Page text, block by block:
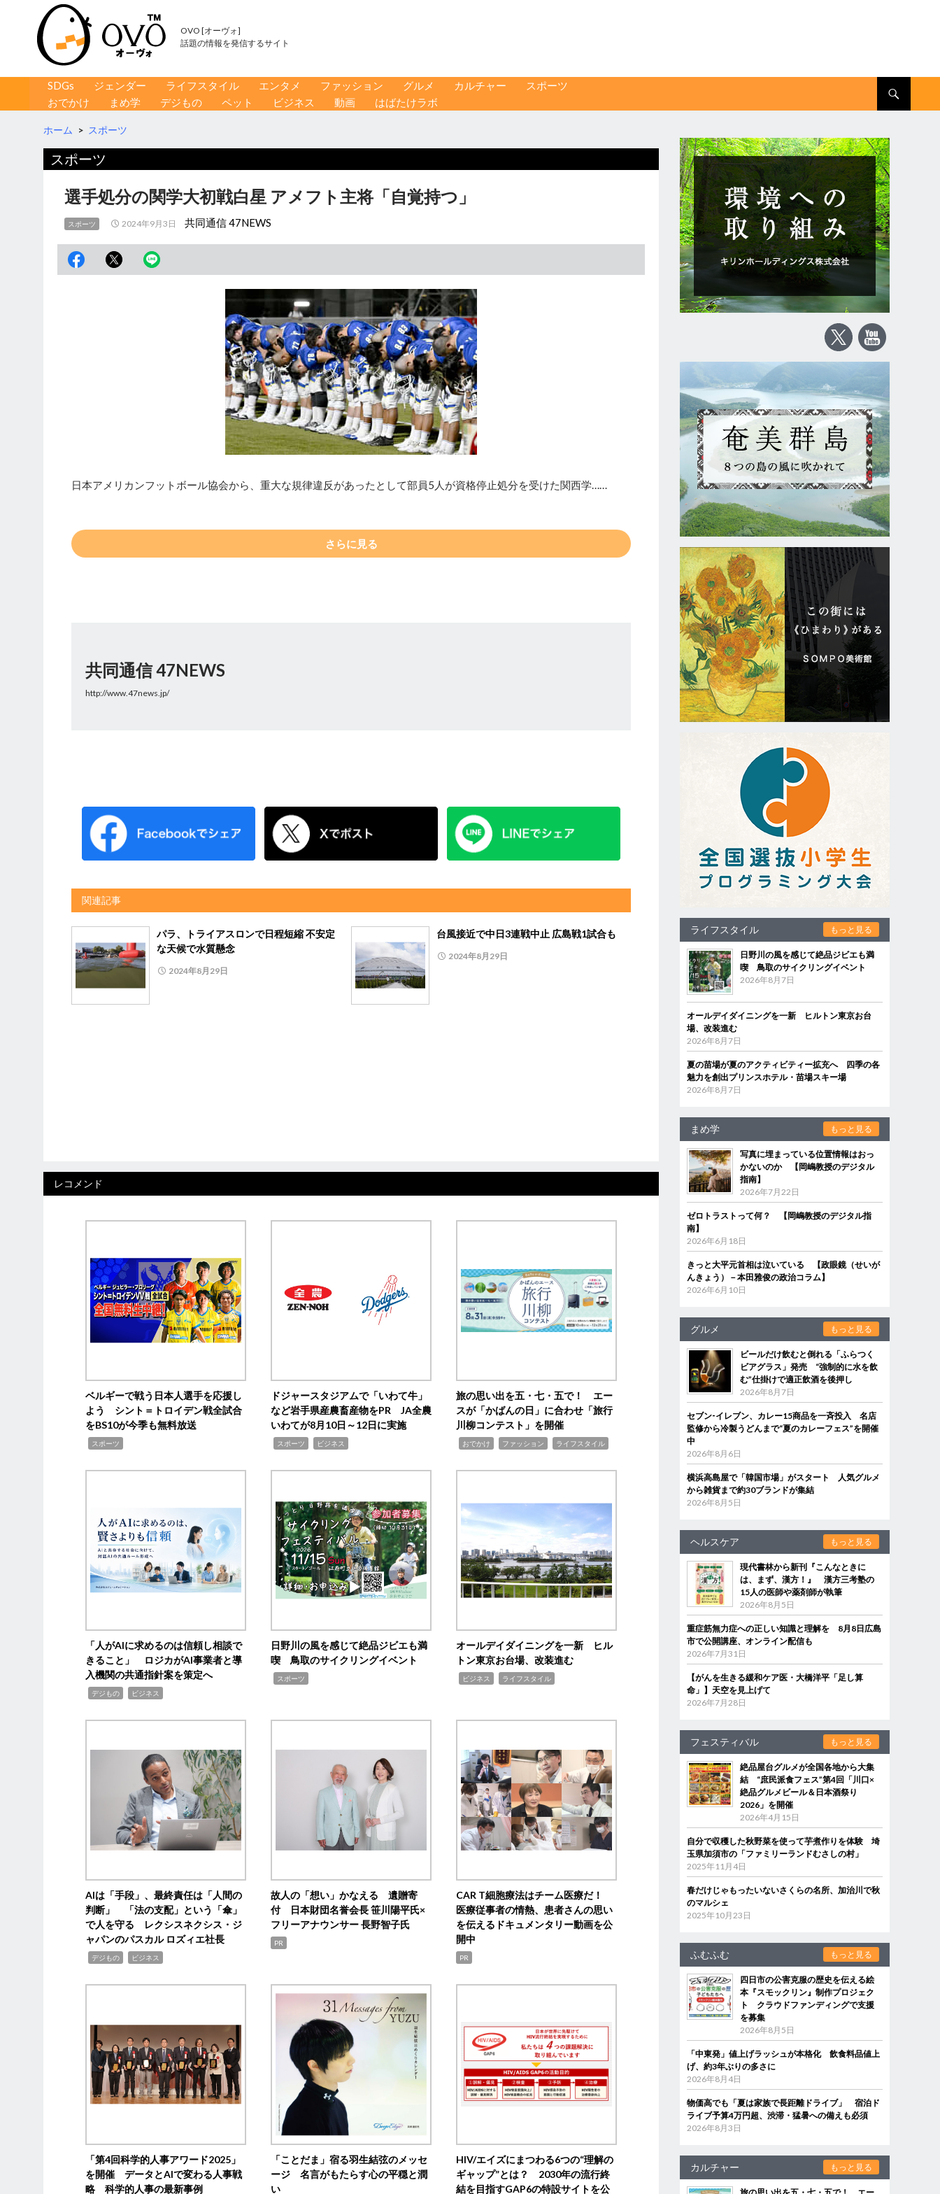
OVO [オーヴォ]
話題の情報を発信するサイト
コンテンツへ移動
SDGs ジェンダー ライフスタイル エンタメ ファッション グルメ カルチャー
スポーツ
おでかけ
まめ学 デジもの ペット ビジネス 動画 はばたけラボ
ホーム > スポーツ
スポーツ
選手処分の関学大初戦白星 アメフト主将「自覚持つ」
スポーツ 2024年9月3日 共同通信 47NEWS
日本アメリカンフットボール協会から、重大な規律違反があったとして部員5人が資格停止処分を受けた関西学……
さらに見る
共同通信 47NEWS
http://www.47news.jp/
関連記事
パラ、トライアスロンで日程短縮 不安定
な天候で水質懸念
2024年8月29日
台風接近で中日3連戦中止 広島戦1試合も
2024年8月29日
レコメンド
ベルギーで戦う日本人選手を応援し
よう シント＝トロイデン戦全試合
をBS10が今季も無料放送
スポーツ
ドジャースタジアムで「いわて牛」
など岩手県産農畜産物をPR JA全農
いわてが8月10日～12日に実施
スポーツ ビジネス
旅の思い出を五・七・五で！ エー
スが「かばんの日」に合わせ「旅行
川柳コンテスト」を開催
おでかけ ファッション ライフスタイル
「人がAIに求めるのは信頼し相談で
きること」 ロジカがAI事業者と導
入機関の共通指針案を策定へ
デジもの ビジネス
日野川の風を感じて絶品ジビエも満
喫 鳥取のサイクリングイベント
スポーツ
オールデイダイニングを一新 ヒル
トン東京お台場、改装進む
ビジネス ライフスタイル
AIは「手段」、最終責任は「人間の
判断」 「法の支配」という「傘」
で人を守る レクシスネクシス・ジ
ャパンのパスカル ロズィエ社長
デジもの ビジネス
故人の「想い」かなえる 遺贈寄
付 日本財団名誉会長 笹川陽平氏×
フリーアナウンサー 長野智子氏
PR
CAR T細胞療法はチーム医療だ！
医療従事者の情熱、患者さんの思い
を伝えるドキュメンタリー動画を公
開中
PR
「第4回科学的人事アワード2025」
を開催 データとAIで変わる人事戦
略 科学的人事の最新事例
「ことだま」宿る羽生結弦のメッセ
ージ 名言がもたらす心の平穏と潤
い
HIV/エイズにまつわる6つの“理解の
ギャップ”とは？ 2030年の流行終
結を目指すGAP6の特設サイトを公
ライフスタイル もっと見る
日野川の風を感じて絶品ジビエも満
喫 鳥取のサイクリングイベント
2026年8月7日
オールデイダイニングを一新 ヒルトン東京お台
場、改装進む
2026年8月7日
夏の苗場が夏のアクティビティー拡充へ 四季の各
魅力を創出プリンスホテル・苗場スキー場
2026年8月7日
まめ学 もっと見る
写真に埋まっている位置情報はおっ
かないのか 【岡嶋教授のデジタル
指南】
2026年7月22日
ゼロトラストって何？ 【岡嶋教授のデジタル指
南】
2026年6月18日
きっと大平元首相は泣いている 【政眼鏡（せいが
んきょう）－本田雅俊の政治コラム】
2026年6月10日
グルメ もっと見る
ビールだけ飲むと倒れる「ふらつく
ビアグラス」発売 “強制的に水を飲
む”仕掛けで適正飲酒を後押し
2026年8月7日
セブン‐イレブン、カレー15商品を一斉投入 名店
監修から冷製うどんまで“夏のカレーフェス”を開催
中
2026年8月6日
横浜高島屋で「韓国市場」がスタート 人気グルメ
から雑貨まで約30ブランドが集結
2026年8月5日
ヘルスケア もっと見る
現代書林から新刊『こんなときに
は、まず、漢方！』 漢方三考塾の
15人の医師や薬剤師が執筆
2026年8月5日
重症筋無力症への正しい知識と理解を 8月8日広島
市で公開講座、オンライン配信も
2026年7月31日
【がんを生きる緩和ケア医・大橋洋平「足し算
命」】天空を見上げて
2026年7月28日
フェスティバル もっと見る
絶品屋台グルメが全国各地から大集
結 “庶民派食フェス”第4回「川口×
絶品グルメビール＆日本酒祭り
2026」を開催
2026年4月15日
自分で収穫した秋野菜を使って芋煮作りを体験 埼
玉県加須市の「ファミリーランドむさしの村」
2025年11月4日
春だけじゃもったいないさくらの名所、加治川で秋
のマルシェ
2025年10月23日
ふむふむ もっと見る
四日市の公害克服の歴史を伝える絵
本『スモックリン』制作プロジェク
ト クラウドファンディングで支援
を募集
2026年8月5日
「中東発」値上げラッシュが本格化 飲食料品値上
げ、約3年ぶりの多さに
2026年8月4日
物価高でも「夏は家族で長距離ドライブ」 宿泊ド
ライブ予算4万円超、渋滞・猛暑への備えも必須
2026年8月3日
カルチャー もっと見る